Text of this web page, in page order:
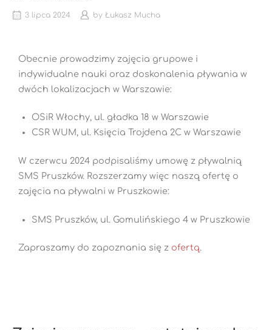
3 lipca 2024 by Łukasz Mucha
Obecnie prowadzimy zajęcia grupowe i
indywidualne nauki oraz doskonalenia pływania w
dwóch lokalizacjach w Warszawie:
OSiR Włochy, ul. gładka 18 w Warszawie
CSR WUM, ul. Księcia Trojdena 2C w Warszawie
W czerwcu 2024 podpisaliśmy umowę z pływalnią
SMS Pruszków. Rozszerzamy więc naszą ofertę o
zajęcia na pływalni w Pruszkowie:
SMS Pruszków, ul. Gomulińskiego 4 w Pruszkowie
Zapraszamy do zapoznania się z ofertą.